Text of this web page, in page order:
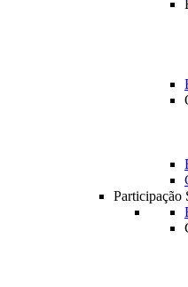
Participação